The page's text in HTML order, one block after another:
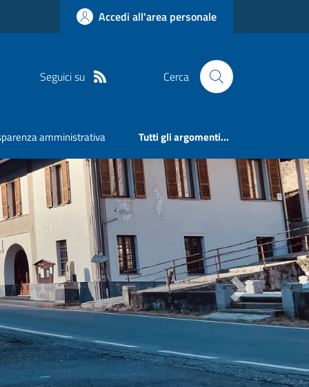
Accedi all'area personale
Seguici su Cerca
amministrativa Tutti gli argomenti...
Next